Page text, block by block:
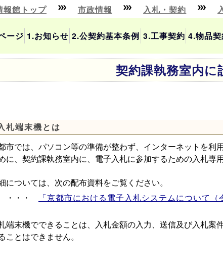
報館トップ 市政情報 入札・契約
ージ 1.お知らせ 2.公契約基本条例 3.工事契約 4.物品
契約課執務室内
札端末機とは
市では、パソコン等の準備が整わず、インターネットを利
に、契約課執務室内に、電子入札に参加するための入札専
については、次の配布資料をご覧ください。
・・
「京都市における電子入札システムについて（
端末機でできることは、入札金額の入力、送信及び入札案
ことはできません。